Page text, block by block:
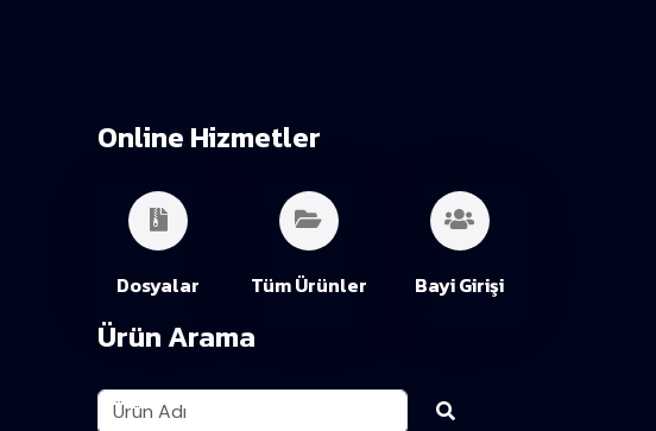
Online Hizmetler
Dosyalar Tüm Ürünler Bayi Girişi
Ürün Arama